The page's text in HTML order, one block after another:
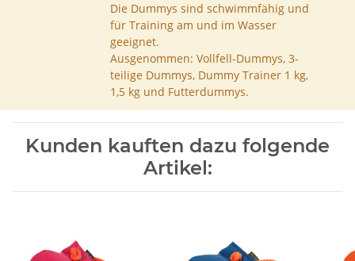
Die Dummys sind schwimmfähig und
für Training am und im Wasser
geeignet.
Ausgenommen: Vollfell-Dummys, 3-
teilige Dummys, Dummy Trainer 1 kg,
1,5 kg und Futterdummys.
Kunden kauften dazu folgende
Artikel: